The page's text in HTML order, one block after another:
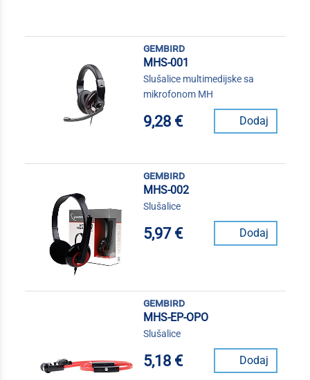
gembird
MHS-001
Slušalice multimedijske sa
mikrofonom MH
9,28 € Dodaj
gembird
MHS-002
Slušalice
5,97 € Dodaj
gembird
MHS-EP-OPO
Slušalice
5,18 € Dodaj